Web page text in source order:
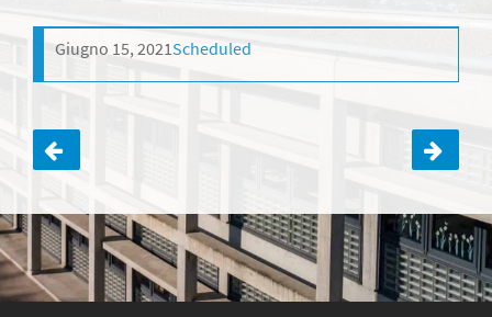
Giugno 15, 2021Scheduled
Navigazione
articoli